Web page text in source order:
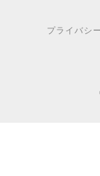
プライバシ